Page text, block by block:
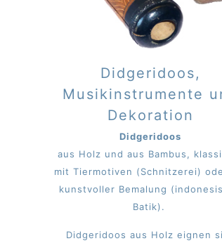
Didgeridoos,
Musikinstrumente
Dekoration
Didgeridoos
aus Holz und aus Bambus,
mit Tiermotiven (Schnitzerei)
kunstvoller Bemalung
Batik).
Didgeridoos aus Holz eignen